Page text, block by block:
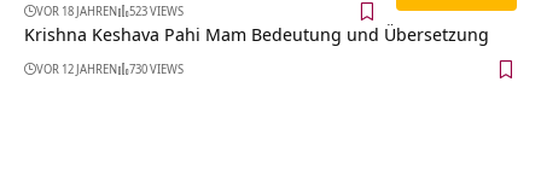
VOR 18 JAHREN 523 VIEWS
Krishna Keshava Pahi Mam Bedeutung und Übersetzung
VOR 12 JAHREN 730 VIEWS